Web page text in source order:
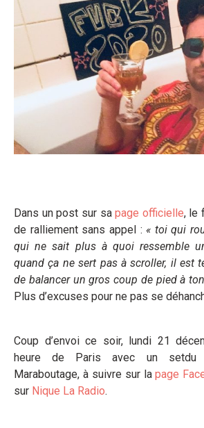
Dans un post sur sapage officielle, le
de ralliement sans appel : « toi qui
qui ne sait plus à quoi ressemble
quand ça ne sert pas à scroller, il est
de balancer un gros coup de pied à
Plus d’excuses pour ne pas se
Coup d’envoi ce soir, lundi 21
heure de Paris avec un setdu
Maraboutage, à suivre sur lapage
sur Nique La Radio.